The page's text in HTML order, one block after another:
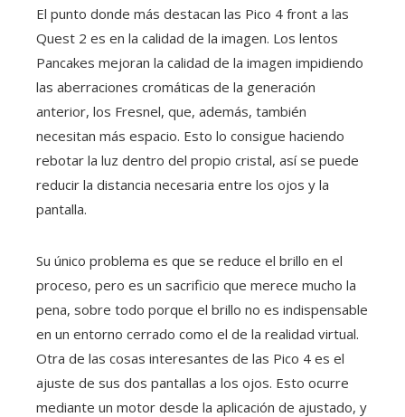
El punto donde más destacan las Pico 4 front a las
Quest 2 es en la calidad de la imagen. Los lentos
Pancakes mejoran la calidad de la imagen impidiendo
las aberraciones cromáticas de la generación
anterior, los Fresnel, que, además, también
necesitan más espacio. Esto lo consigue haciendo
rebotar la luz dentro del propio cristal, así se puede
reducir la distancia necesaria entre los ojos y la
pantalla.
Su único problema es que se reduce el brillo en el
proceso, pero es un sacrificio que merece mucho la
pena, sobre todo porque el brillo no es indispensable
en un entorno cerrado como el de la realidad virtual.
Otra de las cosas interesantes de las Pico 4 es el
ajuste de sus dos pantallas a los ojos. Esto ocurre
mediante un motor desde la aplicación de ajustado, y